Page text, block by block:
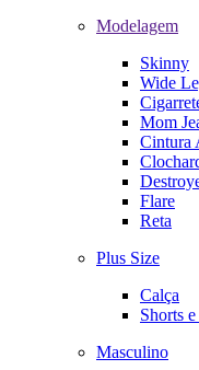
Modelagem
Skinny
Wide
Mom
Cintura
Flare
Reta
Plus Size
Calça
Shorts
Masculino